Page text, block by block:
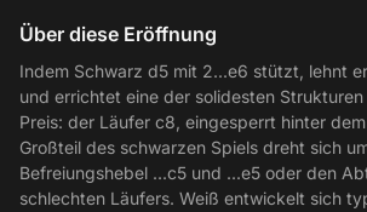
Über diese Eröffnung
Indem Schwarz d5 mit 2...e6 stützt, lehnt
und errichtet eine der solidesten
Preis: der Läufer c8, eingesperrt hinter
Großteil des schwarzen Spiels dreht sich
Befreiungshebel ...c5 und ...e5 oder den
schlechten Läufers. Weiß entwickelt sich